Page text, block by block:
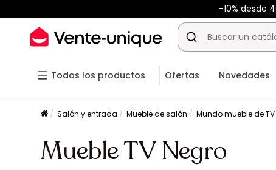
-10% desde
Todos los productos Ofertas Novedades
Salón y entrada Mueble de salón Mundo mueble de TV
Mueble TV Negro